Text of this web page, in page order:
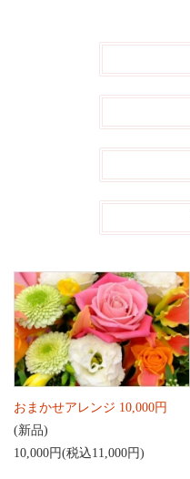
おまかせアレンジ 10,000円
(新品)
10,000円(税込11,000円)